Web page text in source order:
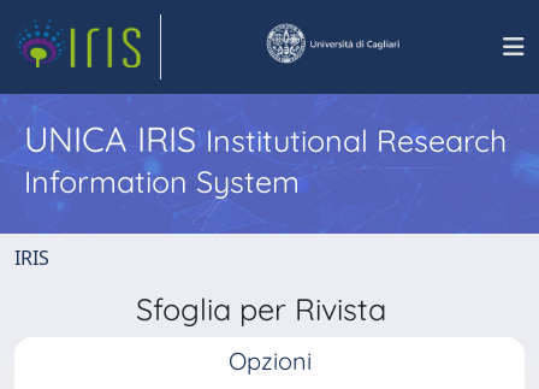
UNICA IRISInstitutional Research
Information System
IRIS
Sfoglia per Rivista
Opzioni